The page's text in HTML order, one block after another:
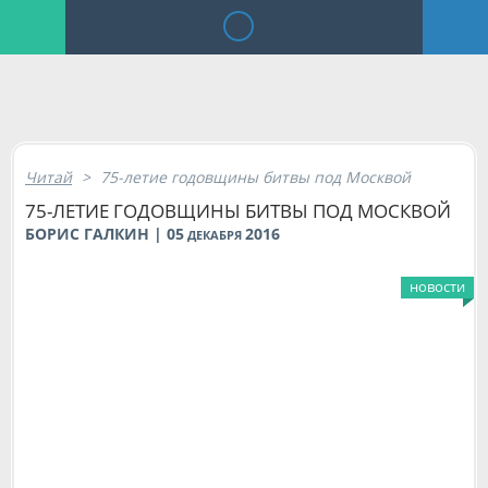
Читай > 75-летие годовщины битвы под Москвой
75-ЛЕТИЕ ГОДОВЩИНЫ БИТВЫ ПОД МОСКВОЙ
БОРИС ГАЛКИН | 05 ДЕКАБРЯ 2016
новости